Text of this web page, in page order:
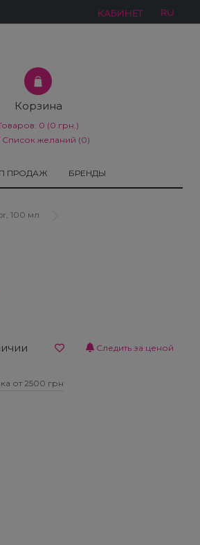
КАБИНЕТ RU
Корзина
0 (0 грн.)
Список желаний (0)
ПРОДАЖ БРЕНДЫ
100 мл
Следить за ценой
от 2500 грн